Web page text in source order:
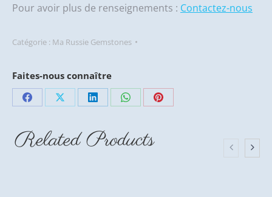
Pour avoir plus de renseignements : Contactez-nous
Catégorie : Ma Russie Gemstones
Faites-nous connaître
Partager
Facebook
Partager
X
Partager
LinkedIn
Partager
WhatsApp
Partager
Related Products